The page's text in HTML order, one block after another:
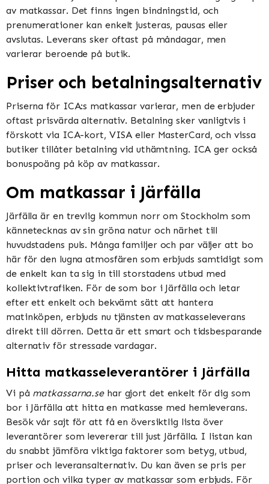
av matkassar. Det finns ingen bindningstid, och
prenumerationer kan enkelt justeras, pausas eller
avslutas. Leverans sker oftast på måndagar, men
varierar beroende på butik​​​​.
Priser och betalningsalternativ
Priserna för ICA:s matkassar varierar, men de erbjuder
oftast prisvärda alternativ. Betalning sker vanligtvis i
förskott via ICA-kort, VISA eller MasterCard, och vissa
butiker tillåter betalning vid uthämtning. ICA ger också
bonuspoäng på köp av matkassar​​.
Om matkassar i Järfälla
Järfälla är en trevlig kommun norr om Stockholm som
kännetecknas av sin gröna natur och närhet till
huvudstadens puls. Många familjer och par väljer att bo
här för den lugna atmosfären som erbjuds samtidigt som
de enkelt kan ta sig in till storstadens utbud med
kollektivtrafiken. För de som bor i Järfälla och letar
efter ett enkelt och bekvämt sätt att hantera
matinköpen, erbjuds nu tjänsten av matkasseleverans
direkt till dörren. Detta är ett smart och tidsbesparande
alternativ för stressade vardagar.
Hitta matkasseleverantörer i Järfälla
Vi på matkassarna.sehar gjort det enkelt för dig som
bor i Järfälla att hitta en matkasse med hemleverans.
Besök vår sajt för att få en översiktlig lista över
leverantörer som levererar till just Järfälla. I listan kan
du snabbt jämföra viktiga faktorer som betyg, utbud,
priser och leveransalternativ. Du kan även se pris per
portion och vilka typer av matkassar som erbjuds. För